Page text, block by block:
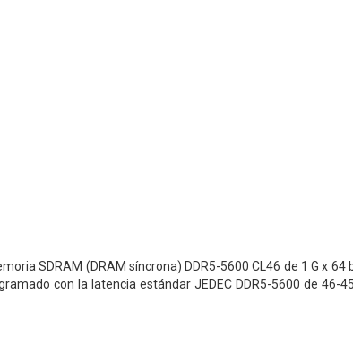
SDRAM (DRAM síncrona) DDR5-5600 CL46 de 1 G x 64
con la latencia estándar JEDEC DDR5-5600 de 46-